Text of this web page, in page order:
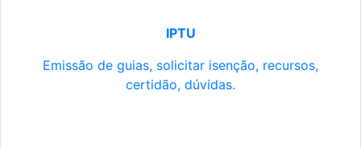
IPTU
Emissão de guias, solicitar isenção, recursos,
certidão, dúvidas.